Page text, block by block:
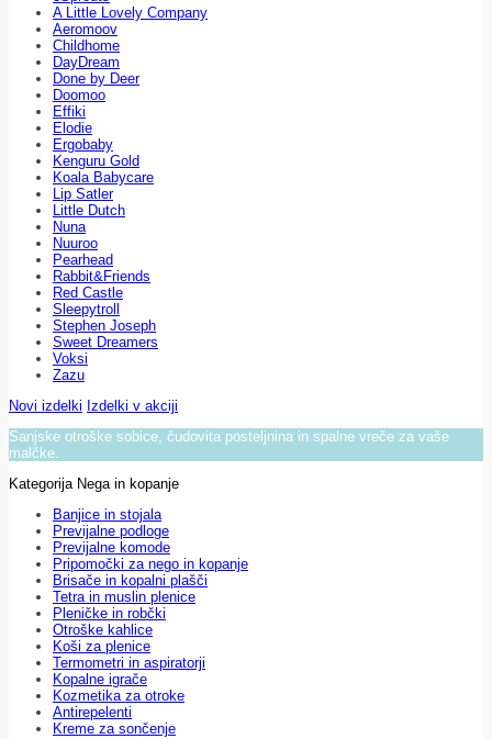
A Little Lovely Company
Aeromoov
Childhome
DayDream
Done by Deer
Doomoo
Effiki
Elodie
Ergobaby
Kenguru Gold
Koala Babycare
Lip Satler
Little Dutch
Nuna
Nuuroo
Pearhead
Rabbit&Friends
Red Castle
Sleepytroll
Stephen Joseph
Sweet Dreamers
Voksi
Zazu
Novi izdelki Izdelki v akciji
Sanjske otroške sobice, čudovita posteljnina in spalne vreče za vaše
malčke.
Kategorija Nega in kopanje
Banjice in stojala
Previjalne podloge
Previjalne komode
Pripomočki za nego in kopanje
Brisače in kopalni plašči
Tetra in muslin plenice
Pleničke in robčki
Otroške kahlice
Koši za plenice
Termometri in aspiratorji
Kopalne igrače
Kozmetika za otroke
Antirepelenti
Kreme za sončenje